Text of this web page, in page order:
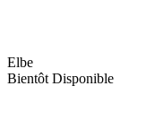
Elbe
Bientôt Disponible